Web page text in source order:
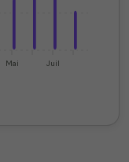
Mai Juil